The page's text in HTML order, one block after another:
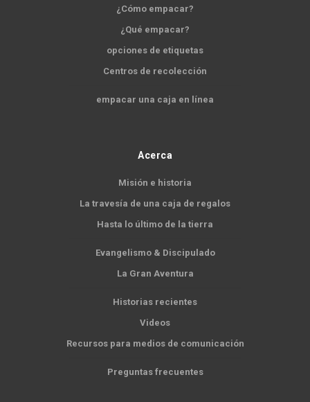
¿Cómo empacar?
¿Qué empacar?
opciones de etiquetas
Centros de recolección
empacar una caja en línea
Acerca
Misión e historia
La travesía de una caja de regalos
Hasta lo último de la tierra
Evangelismo & Discipulado
La Gran Aventura
Historias recientes
Videos
Recursos para medios de comunicación
Preguntas frecuentes